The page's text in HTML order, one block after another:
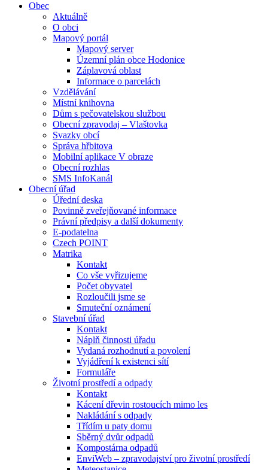
Obec
Aktuálně
O obci
Mapový portál
Mapový server
Územní plán obce Hodonice
Záplavová oblast
Informace o parcelách
Vzdělávání
Místní knihovna
Dům s pečovatelskou službou
Obecní zpravodaj – Vlaštovka
Svazky obcí
Správa hřbitova
Mobilní aplikace V obraze
Obecní rozhlas
SMS InfoKanál
Obecní úřad
Úřední deska
Povinně zveřejňované informace
Právní předpisy a další dokumenty
E-podatelna
Czech POINT
Matrika
Kontakt
Co vše vyřizujeme
Počet obyvatel
Rozloučili jsme se
Smuteční oznámení
Stavební úřad
Kontakt
Náplň činnosti úřadu
Vydaná rozhodnutí a povolení
Vyjádření k existenci sítí
Formuláře
Životní prostředí a odpady
Kontakt
Kácení dřevin rostoucích mimo les
Nakládání s odpady
Třídím u paty domu
Sběrný dvůr odpadů
Kompostárna odpadů
EnviWeb – zpravodajství pro životní prostředí